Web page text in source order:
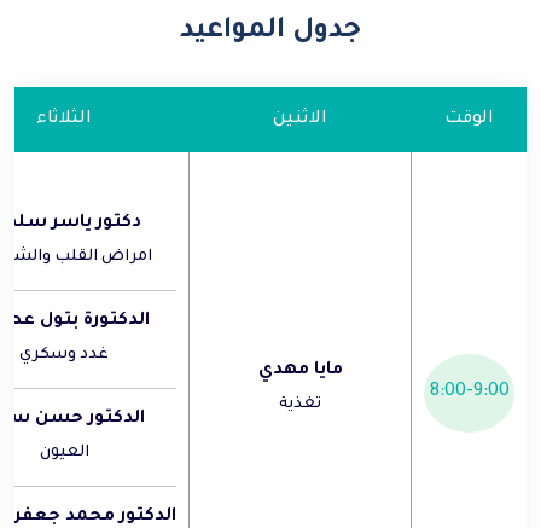
جدول المواعيد
الوقت الاثنين الثلاثاء
8:00-9:00
مايا مهدي
تغذية
دكتور ياسر
امراض القلب
الدكتورة بتول
غدد وسكري
الدكتور حسن
العيون
الدكتور محمد